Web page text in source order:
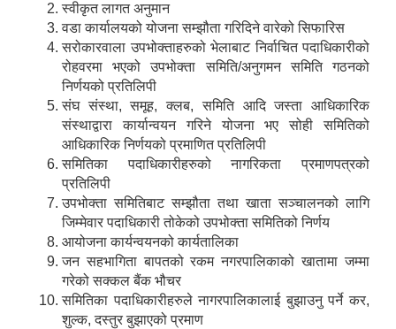
स्वीकृत लागत अनुमान
वडा कार्यालयको योजना सम्झौता गरिदिने वारेको सिफारिस
सरोकारवाला उपभोक्ताहरुको भेलाबाट निर्वाचित पदाधिकारीको
रोहवरमा भएको उपभोक्ता समिति/अनुगमन समिति गठनको
निर्णयको प्रतिलिपी
संघ संस्था, समूह, क्लब, समिति आदि जस्ता आधिकारिक
संस्थाद्वारा कार्यान्वयन गरिने योजना भए सोही समितिको
आधिकारिक निर्णयको प्रमाणित प्रतिलिपी
समितिका पदाधिकारीहरुको नागरिकता प्रमाणपत्रको
प्रतिलिपी
उपभोक्ता समितिबाट सम्झौता तथा खाता सञ्चालनको लागि
जिम्मेवार पदाधिकारी तोकेको उपभोक्ता समितिको निर्णय
आयोजना कार्यन्वयनको कार्यतालिका
जन सहभागिता बापतको रकम नगरपालिकाको खातामा जम्मा
गरेको सक्कल बैंक भौचर
समितिका पदाधिकारीहरुले नागरपालिकालाई बुझाउनु पर्ने कर,
शुल्क, दस्तुर बुझाएको प्रमाण